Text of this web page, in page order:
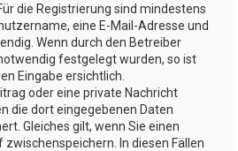
die Registrierung sind mindestens
eine E-Mail-Adresse und
Wenn durch den Betreiber
festgelegt wurden, so ist
Eingabe ersichtlich.
oder eine private Nachricht
die dort eingegebenen Daten
Gleiches gilt, wenn Sie einen
zwischenspeichern. In diesen Fällen